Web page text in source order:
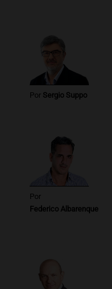
historia
Viva la Radio
Episodios
Audio.
de León XIV a
Episodios
Audio. El
Fe relativiza
jubilaciones
Panorama Federal
Episodios
Por Sergio Suppo
Por
Federico Albarenque